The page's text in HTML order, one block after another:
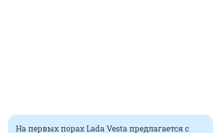
На первых порах Lada Vesta предлагается с